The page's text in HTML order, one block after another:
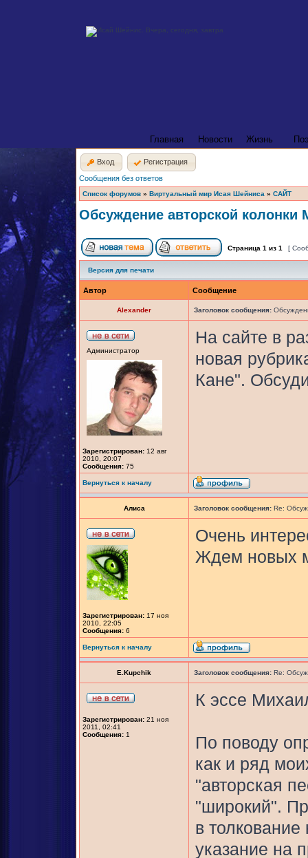
Главная Новости Жизнь
Вход
Регистрация
Сообщения без ответов
Список форумов » Виртуальный мир Исая Шейниса » САЙТ
Обсуждение авторской колонки
Страница 1 из 1 [
Версия для печати
Автор Сообщение
Alexander Заголовок сообщения:
Администратор
Зарегистрирован: 12 авг
2010, 20:07
Сообщения: 75
На сайте в
новая
Кане".
Вернуться к началу
Алиса Заголовок сообщения: Re:
Зарегистрирован: 17 ноя
2010, 22:05
Сообщения: 6
Очень
Ждем новых
Вернуться к началу
E.Kupchik Заголовок сообщения: Re:
Зарегистрирован: 21 ноя
2011, 02:41
Сообщения: 1
К эссе
По поводу
как и ряд
"авторская
"широкий".
в толкование
указание на